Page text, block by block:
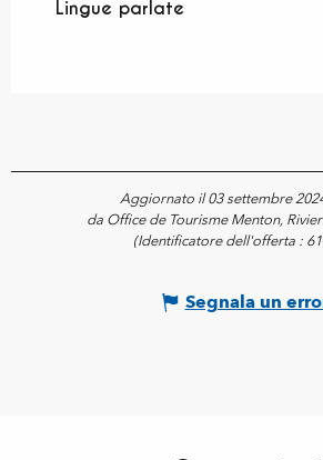
Lingue parlate
Lingue parlate
Aggiornato il 03 settembre
da Office de Tourisme Menton,
(Identificatore dell'offerta :
Segnala un